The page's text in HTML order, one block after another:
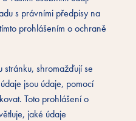
s právními předpisy na
prohlášením o ochraně
stránku, shromažďují se
jsou údaje, pomocí
Toto prohlášení o
jaké údaje